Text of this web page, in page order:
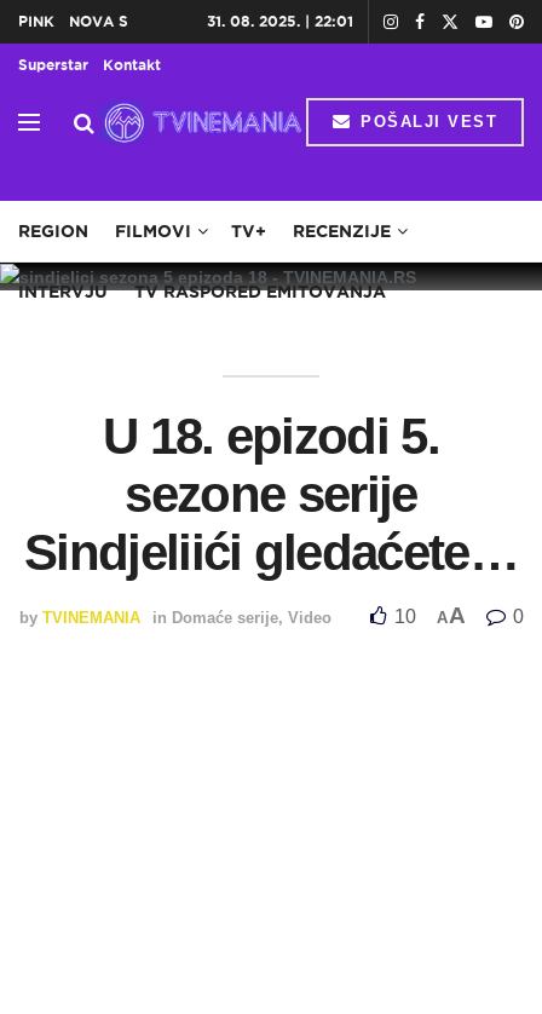
PINK NOVA S
Superstar Kontakt
31. 08. 2025. | 22:01
POŠALJI VEST
REGION FILMOVI TV+ RECENZIJE
INTERVJU TV RASPORED EMITOVANJA
U 18. epizodi 5.
sezone serije
Sindjeliići gledaćete…
by TVINEMANIA in Domaće serije, Video 10 AA 0